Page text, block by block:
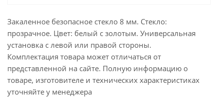
Закаленное безопасное стекло 8 мм. Стекло:
прозрачное. Цвет: белый с золотым. Универсальная
установка с левой или правой стороны.
Комплектация товара может отличаться от
представленной на сайте. Полную информацию о
товаре, изготовителе и технических характеристиках
уточняйте у менеджера